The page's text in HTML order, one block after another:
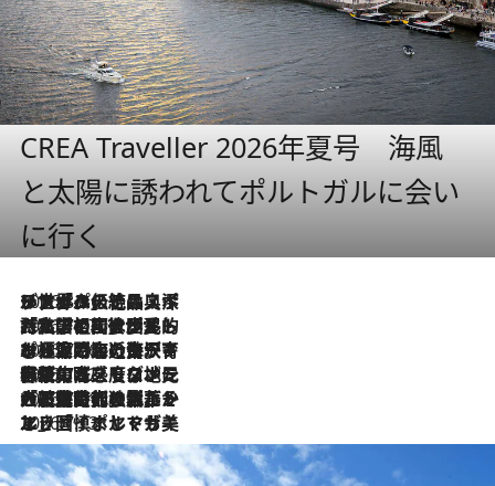
CREA Traveller 2026年夏号 海風
と太陽に誘われてポルトガルに会い
に行く
2026.8.8
リスボンの絶品スイーツ「パステル・デ・ナタ」とは？ポルトガル伝統の奥深い世界へ
2026.7.27
「私の祖国はポルトガル語です」国民的詩人フェルナンド・ペソアと、彼が愛した文学の街を歩く
2026.7.26
ポルトガル近海が育む極上の海の幸。キリリと冷えた白ワインと愉しむ、シーフード専門店の贅沢
2026.7.22
伝統の味をモダンに昇華。高感度な地元客が集う、リスボンの最旬ガストロノミー
2026.7.21
大航海時代の栄華から、震災、独裁、そして革命へ。ポルトガル・首都リスボンの石畳に刻まれた「歴史の光と影」
2026.7.13
エッセイ・ヤマザキマリ「慎ましくも美しき国 ポルトガル」